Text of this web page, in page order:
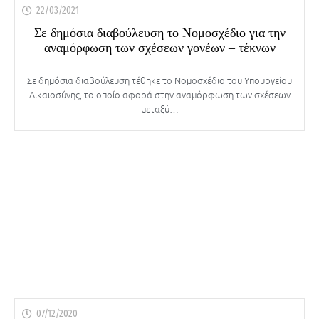
22/03/2021
Σε δημόσια διαβούλευση το Νομοσχέδιο για την
αναμόρφωση των σχέσεων γονέων – τέκνων
Σε δημόσια διαβούλευση τέθηκε το Νομοσχέδιο του Υπουργείου
Δικαιοσύνης, το οποίο αφορά στην αναμόρφωση των σχέσεων
μεταξύ…
07/12/2020